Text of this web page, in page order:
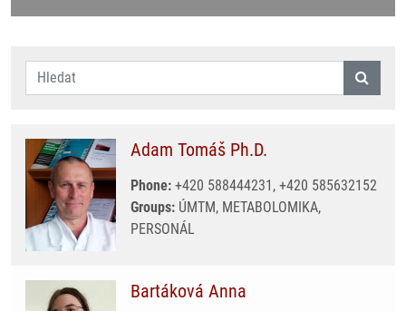
Adam Tomáš Ph.D.
Phone: +420 588444231, +420 585632152
Groups: ÚMTM, METABOLOMIKA,
PERSONÁL
Bartáková Anna